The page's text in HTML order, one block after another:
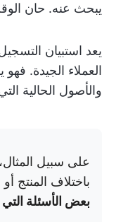
يبحث عنه. حان
يعد استبيان
العملاء الجيدة.
والأصول الحالية
على سبيل المثال،
باختلاف المنتج
بعض الأسئلة